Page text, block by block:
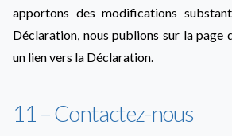
apportons des modifications
Déclaration, nous publions sur la page
un lien vers la Déclaration.
11 – Contactez-nous